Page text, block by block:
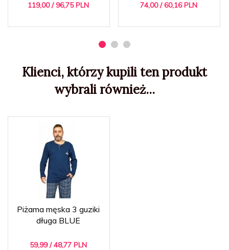
119,00 / 96,75 PLN 74,00 / 60,16 PLN
Klienci, którzy kupili ten produkt
wybrali również...
Piżama męska 3 guziki
długa BLUE
59,99 / 48,77 PLN